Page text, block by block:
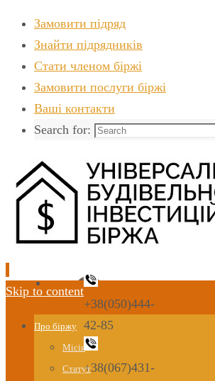
Замовити підряд
Знайти пiдрядникiв
Стати членом біржі
Замовити послуги біржі
Ваші контакти
Search for:
+38(050)444-
42-85
+38(067)431-
Skip to content
Про біржу
Місія
Статут